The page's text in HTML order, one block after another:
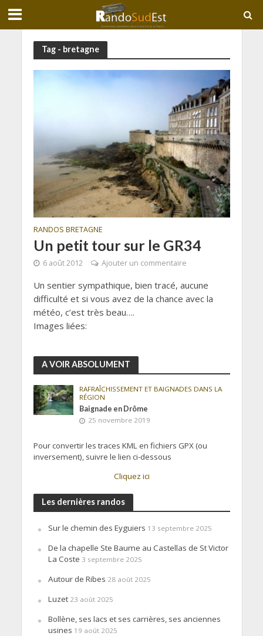
Tag - bretagne
RANDOS BRETAGNE
Un petit tour sur le GR34
6 août 2012 Ajouter un commentaire
Un sentier sympathique, bien tracé, aucune
difficulté et si vous avez de la chance avec la
météo, c’est très beau….
Images liées:
A VOIR ABSOLUMENT
RAFRAÎCHISSEMENT ET BAIGNADES DANS LA
RÉGION
Baignade en Drôme
25 novembre 2019
Pour convertir les traces KML en fichiers GPX (ou
inversement), suivre le lien ci-dessous
Cliquez ici
Les dernières randos
Sur le chemin des Eyguiers 13 septembre 2025
De la chapelle Ste Baume au Castellas de St Victor
La Coste 3 septembre 2025
Autour de Ribes 28 août 2025
Luzet 23 août 2025
Bollène, ses lacs et ses carrières, ses anciennes
usines 19 août 2025